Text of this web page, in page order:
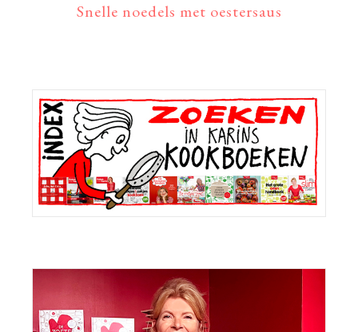
Snelle noedels met oestersaus
Primaire
Sidebar